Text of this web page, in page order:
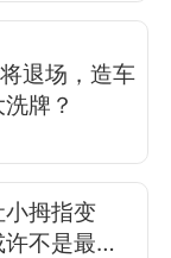
退场，造车
牌？
拇指变
不是最可